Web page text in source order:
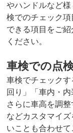
やハンドルなど
検でのチェック
できる項目をご
ください。
車検での点
車検でチェック
回り」「車内・
さらに車高を調
などカスタマイ
いことも合わせて